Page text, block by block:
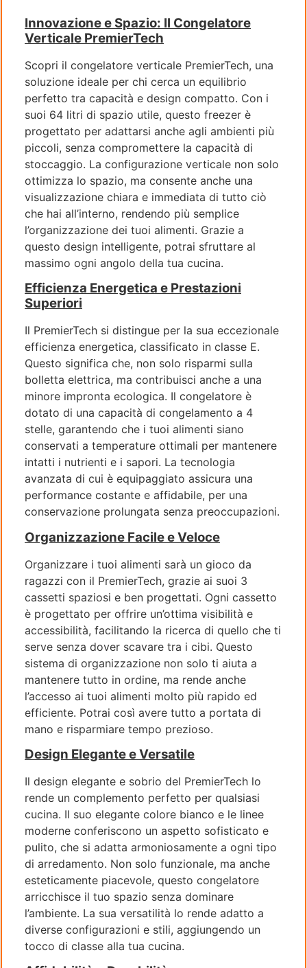
Innovazione e Spazio: Il Congelatore
Verticale PremierTech
Scopri il congelatore verticale PremierTech, una
soluzione ideale per chi cerca un equilibrio
perfetto tra capacità e design compatto. Con i
suoi 64 litri di spazio utile, questo freezer è
progettato per adattarsi anche agli ambienti più
piccoli, senza compromettere la capacità di
stoccaggio. La configurazione verticale non solo
ottimizza lo spazio, ma consente anche una
visualizzazione chiara e immediata di tutto ciò
che hai all’interno, rendendo più semplice
l’organizzazione dei tuoi alimenti. Grazie a
questo design intelligente, potrai sfruttare al
massimo ogni angolo della tua cucina.
Efficienza Energetica e Prestazioni
Superiori
Il PremierTech si distingue per la sua eccezionale
efficienza energetica, classificato in classe E.
Questo significa che, non solo risparmi sulla
bolletta elettrica, ma contribuisci anche a una
minore impronta ecologica. Il congelatore è
dotato di una capacità di congelamento a 4
stelle, garantendo che i tuoi alimenti siano
conservati a temperature ottimali per mantenere
intatti i nutrienti e i sapori. La tecnologia
avanzata di cui è equipaggiato assicura una
performance costante e affidabile, per una
conservazione prolungata senza preoccupazioni.
Organizzazione Facile e Veloce
Organizzare i tuoi alimenti sarà un gioco da
ragazzi con il PremierTech, grazie ai suoi 3
cassetti spaziosi e ben progettati. Ogni cassetto
è progettato per offrire un’ottima visibilità e
accessibilità, facilitando la ricerca di quello che ti
serve senza dover scavare tra i cibi. Questo
sistema di organizzazione non solo ti aiuta a
mantenere tutto in ordine, ma rende anche
l’accesso ai tuoi alimenti molto più rapido ed
efficiente. Potrai così avere tutto a portata di
mano e risparmiare tempo prezioso.
Design Elegante e Versatile
Il design elegante e sobrio del PremierTech lo
rende un complemento perfetto per qualsiasi
cucina. Il suo elegante colore bianco e le linee
moderne conferiscono un aspetto sofisticato e
pulito, che si adatta armoniosamente a ogni tipo
di arredamento. Non solo funzionale, ma anche
esteticamente piacevole, questo congelatore
arricchisce il tuo spazio senza dominare
l’ambiente. La sua versatilità lo rende adatto a
diverse configurazioni e stili, aggiungendo un
tocco di classe alla tua cucina.